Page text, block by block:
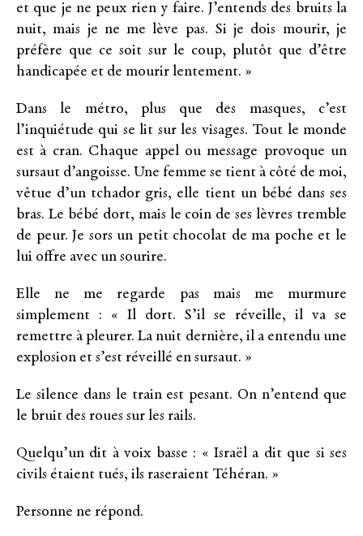
et que je ne peux rien y faire. J’entends des bruits la
nuit, mais je ne me lève pas. Si je dois mourir, je
préfère que ce soit sur le coup, plutôt que d’être
handicapée et de mourir lentement. »
Dans le métro, plus que des masques, c’est
l’inquiétude qui se lit sur les visages. Tout le monde
est à cran. Chaque appel ou message provoque un
sursaut d’angoisse. Une femme se tient à côté de moi,
vêtue d’un tchador gris, elle tient un bébé dans ses
bras. Le bébé dort, mais le coin de ses lèvres tremble
de peur. Je sors un petit chocolat de ma poche et le
lui offre avec un sourire.
Elle ne me regarde pas mais me murmure
simplement : « Il dort. S’il se réveille, il va se
remettre à pleurer. La nuit dernière, il a entendu une
explosion et s’est réveillé en sursaut. »
Le silence dans le train est pesant. On n’entend que
le bruit des roues sur les rails.
Quelqu’un dit à voix basse : « Israël a dit que si ses
civils étaient tués, ils raseraient Téhéran. »
Personne ne répond.